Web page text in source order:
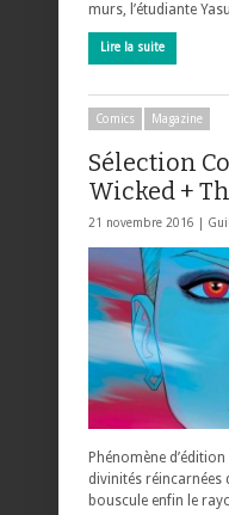
murs, l’étudiante
Lire la suite
Comics Magazine
Sélection
Wicked +
21 novembre 2016 |
Phénomène
divinités réincarnées
bouscule enfin le